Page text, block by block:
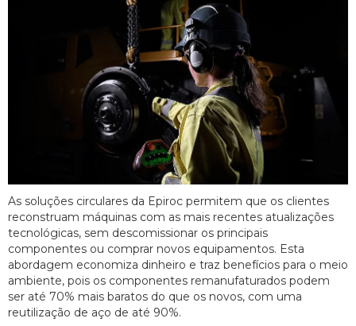
As soluções circulares da Epiroc permitem que os clientes
reconstruam máquinas com as mais recentes atualizações
tecnológicas, sem descomissionar os principais
componentes ou comprar novos equipamentos. Esta
abordagem economiza dinheiro e traz benefícios para o meio
ambiente, pois os componentes remanufaturados podem
ser até 70% mais baratos do que os novos, com uma
reutilização de aço de até 90%.